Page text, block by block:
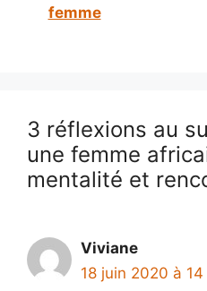
femme
3 réflexions au
une femme
mentalité et
Viviane
18 juin 2020 à